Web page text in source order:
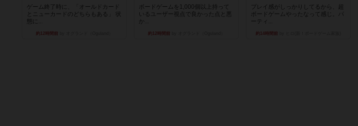
ゲーム終了時に、「オールドカード
とニューカードのどちらもある」 状
態に...
約12時間前
ボードゲームを1,000個以上持って
いるユーザー視点で良かった点と悪
か...
約12時間前
プレイ感がしっかりしてるから、超
ボードゲームやったなって感じ。パ
ーティ...
約14時間前